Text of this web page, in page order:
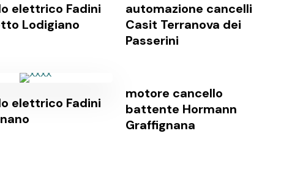
elettrico Fadini
Lodigiano
automazione cancelli
Casit Terranova dei
Passerini
elettrico Fadini
motore cancello
battente Hormann
Graffignana